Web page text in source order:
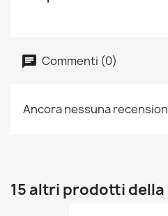
Commenti (0)
Ancora nessuna
15 altri prodotti